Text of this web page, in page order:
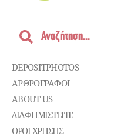
DEPOSITPHOTOS
ΑΡΘΡΟΓΡΑΦΟΙ
ABOUT US
ΔΙΑΦΗΜΙΣΤΕΊΤΕ
ΌΡΟΙ ΧΡΉΣΗΣ